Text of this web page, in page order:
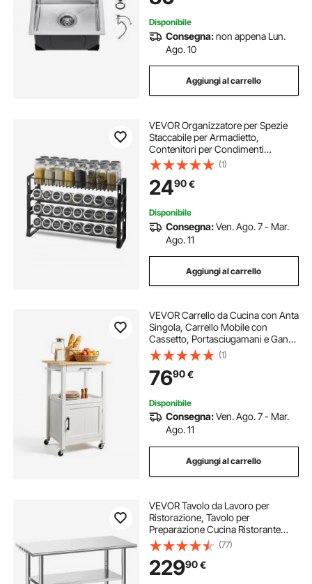
Bar
Disponibile
Consegna:non appena Lun.
Ago. 10
Aggiungi al carrello
VEVOR Organizzatore per Spezie
Staccabile per Armadietto,
Contenitori per Condimenti
Impilabile a 4 Cravatte, Porta Spezie
per Dispensa da Cucina da Banco o
da Parete, 401x116x271 mm
(1)
2490€
Disponibile
Consegna:Ven. Ago. 7 - Mar.
Ago. 11
Aggiungi al carrello
VEVOR Carrello da Cucina con Anta
Singola, Carrello Mobile con
Cassetto, Portasciugamani e Ganci,
Tavolo Portatile con Ruote, Piccole
Isole da Caffè, Supporto per Sala da
Pranzo, Bianco
(1)
7690€
Disponibile
Consegna:Ven. Ago. 7 - Mar.
Ago. 11
Aggiungi al carrello
VEVOR Tavolo da Lavoro per
Ristorazione, Tavolo per
Preparazione Cucina Ristorante
Catering in Acciaio Inox 1219 x 610 x
864 mm senza Ruote 3 Ripiani,
Piano Carico max 245 kg, Banco da
Cucina
(77)
22990€